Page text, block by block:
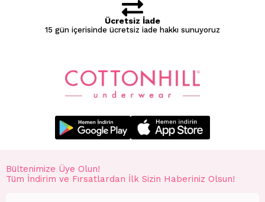
Ücretsiz İade
15 gün içerisinde ücretsiz iade hakkı sunuyoruz
Bültenimize Üye Olun!
Tüm İndirim ve Fırsatlardan İlk Sizin Haberiniz Olsun!